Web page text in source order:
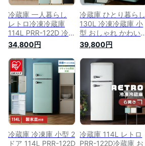
冷蔵庫 一人暮らし
レトロ冷凍冷蔵庫
114L PRR-122D 冷蔵
庫 冷凍庫 かわいい
レトロ キッチン家電
生活家電 新生活 一
人暮らし 1人暮らし
ひとり暮らし くすみ
カラー パステルカラ
ー ブラック【D】
[2512SE]
34,800円
冷蔵庫 ひとり暮らし
130L 冷凍冷蔵庫 小
型 おしゃれ かわい
い レトロ レトロ調 2
ドア コンパクト 冷
凍庫 キッチン家電
ブラック オフホワイ
ト ライトグリーン
PRR-142D 送料無料
[SS]
39,800円
冷蔵庫 冷凍庫 小型 2
ドア 114L PRR-122D
冷蔵庫 114L レトロ
PRR-122D冷蔵庫 お